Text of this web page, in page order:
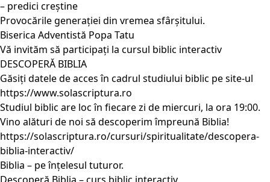
– predici creștine
Provocările generației din vremea sfârșitului.
Biserica Adventistă Popa Tatu
Vă invităm să participați la cursul biblic interactiv
DESCOPERĂ BIBLIA
Găsiți datele de acces în cadrul studiului biblic pe site-ul
https://www.solascriptura.ro
Studiul biblic are loc în fiecare zi de miercuri, la ora 19:00.
Vino alături de noi să descoperim împreună Biblia!
https://solascriptura.ro/cursuri/spiritualitate/descopera-
biblia-interactiv/
Biblia – pe înțelesul tuturor.